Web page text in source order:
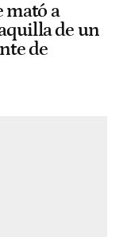
mató a
de un
de